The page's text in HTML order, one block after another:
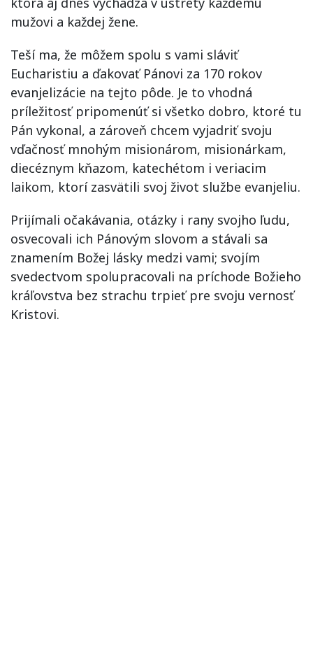
mužovi a každej žene.
Teší ma, že môžem spolu s vami sláviť
Eucharistiu a ďakovať Pánovi za 170 rokov
evanjelizácie na tejto pôde. Je to vhodná
príležitosť pripomenúť si všetko dobro, ktoré tu
Pán vykonal, a zároveň chcem vyjadriť svoju
vďačnosť mnohým misionárom, misionárkam,
diecéznym kňazom, katechétom i veriacim
laikom, ktorí zasvätili svoj život službe evanjeliu.
Prijímali očakávania, otázky i rany svojho ľudu,
osvecovali ich Pánovým slovom a stávali sa
znamením Božej lásky medzi vami; svojím
svedectvom spolupracovali na príchode Božieho
kráľovstva bez strachu trpieť pre svoju vernosť
Kristovi.